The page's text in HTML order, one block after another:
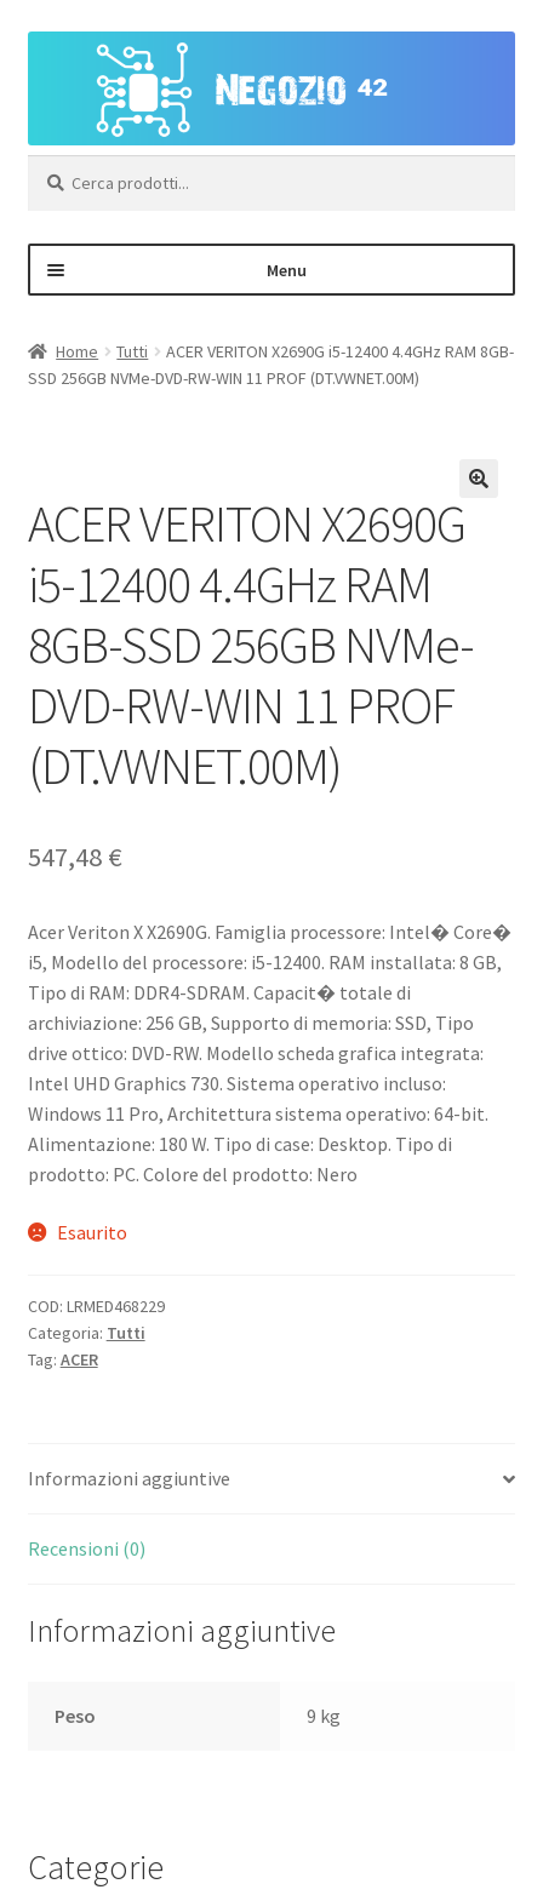
navigazione
contenuto
Menu
Home Tutti
ACER VERITON X2690G i5-12400 4.4GHz RAM 8GB-
SSD 256GB NVMe-DVD-RW-WIN 11 PROF (DT.VWNET.00M)
ACER VERITON X2690G
i5-12400 4.4GHz RAM
8GB-SSD 256GB NVMe-
DVD-RW-WIN 11 PROF
(DT.VWNET.00M)
547,48 €
Acer Veriton X X2690G. Famiglia processore: Intel� Core�
i5, Modello del processore: i5-12400. RAM installata: 8 GB,
Tipo di RAM: DDR4-SDRAM. Capacit� totale di
archiviazione: 256 GB, Supporto di memoria: SSD, Tipo
drive ottico: DVD-RW. Modello scheda grafica integrata:
Intel UHD Graphics 730. Sistema operativo incluso:
Windows 11 Pro, Architettura sistema operativo: 64-bit.
Alimentazione: 180 W. Tipo di case: Desktop. Tipo di
prodotto: PC. Colore del prodotto: Nero
Esaurito
COD: LRMED468229
Categoria: Tutti
Tag: ACER
Informazioni aggiuntive
Recensioni (0)
Informazioni aggiuntive
Peso 9 kg
Categorie